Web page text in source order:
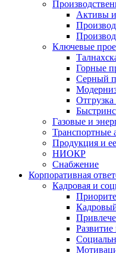
Активы и
Ключевые
Горные
Серный
Газовые и
Транспортные
Продукция и
НИОКР
Снабжение
Корпоративная
Кадровая и
Развитие